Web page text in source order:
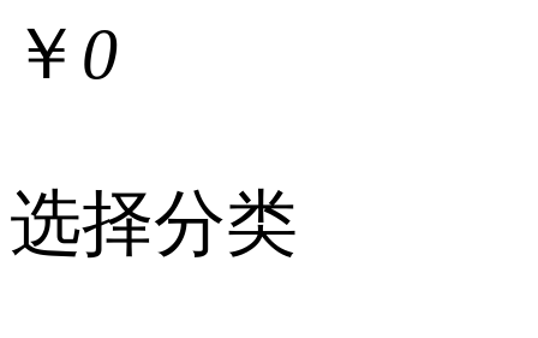
￥ 0
选择分类